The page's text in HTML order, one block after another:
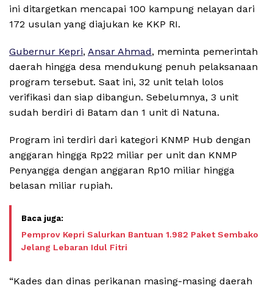
ini ditargetkan mencapai 100 kampung nelayan dari
172 usulan yang diajukan ke KKP RI.
Gubernur Kepri, Ansar Ahmad, meminta pemerintah
daerah hingga desa mendukung penuh pelaksanaan
program tersebut. Saat ini, 32 unit telah lolos
verifikasi dan siap dibangun. Sebelumnya, 3 unit
sudah berdiri di Batam dan 1 unit di Natuna.
Program ini terdiri dari kategori KNMP Hub dengan
anggaran hingga Rp22 miliar per unit dan KNMP
Penyangga dengan anggaran Rp10 miliar hingga
belasan miliar rupiah.
Pemprov Kepri Salurkan Bantuan 1.982 Paket Sembako
Jelang Lebaran Idul Fitri
“Kades dan dinas perikanan masing-masing daerah